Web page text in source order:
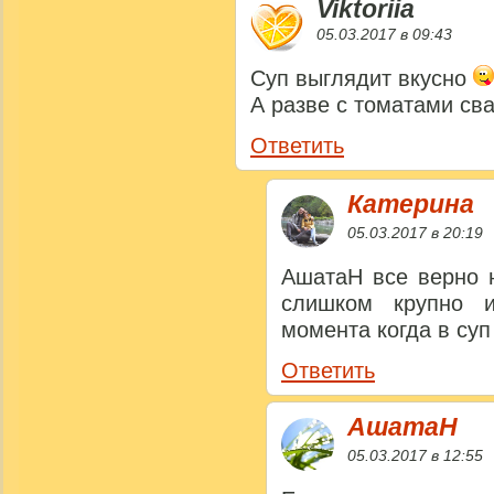
Viktoriia
05.03.2017 в 09:43
Суп выглядит вкусно
А разве с томатами
Ответить
Катерина
05.03.2017 в 20:19
АшатаН все верно
слишком крупно
момента когда в
Ответить
АшатаН
05.03.2017 в 12:55